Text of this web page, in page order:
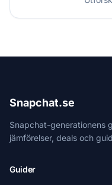
Snapchat.se
Snapchat-generationens
jämförelser, deals och
Guider